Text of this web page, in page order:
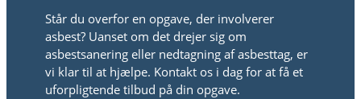
Står du overfor en opgave, der involverer
asbest? Uanset om det drejer sig om
asbestsanering eller nedtagning af asbesttag, er
vi klar til at hjælpe. Kontakt os i dag for at få et
uforpligtende tilbud på din opgave.